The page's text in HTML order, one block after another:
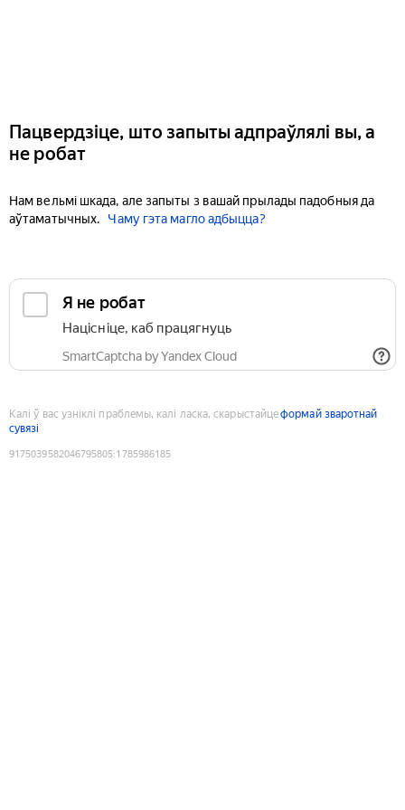
Пацвердзіце, што запыты адпраўлялі вы, а
не робат
Нам вельмі шкада, але запыты з вашай прылады падобныя да
аўтаматычных.
Чаму гэта магло адбыцца?
Я не робат
Націсніце, каб працягнуць
SmartCaptcha by Yandex Cloud
Калі ў вас узніклі праблемы, калі ласка, скарыстайцеформай зваротнай
сувязі
9175039582046795805:1785986185